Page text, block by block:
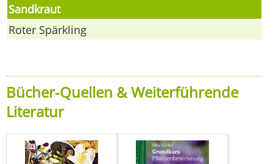
Sandkraut
Roter Spärkling
Bücher-Quellen & Weiterführende
Literatur